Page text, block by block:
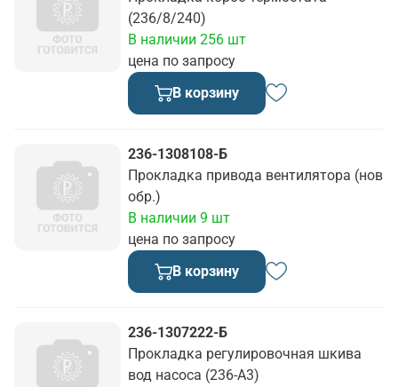
(236/8/240)
цена по запросу
В наличии 256 шт
В корзину
236-1308108-Б
Прокладка привода вентилятора (нов
обр.)
цена по запросу
В наличии 9 шт
В корзину
236-1307222-Б
Прокладка регулировочная шкива
вод насоса (236-А3)